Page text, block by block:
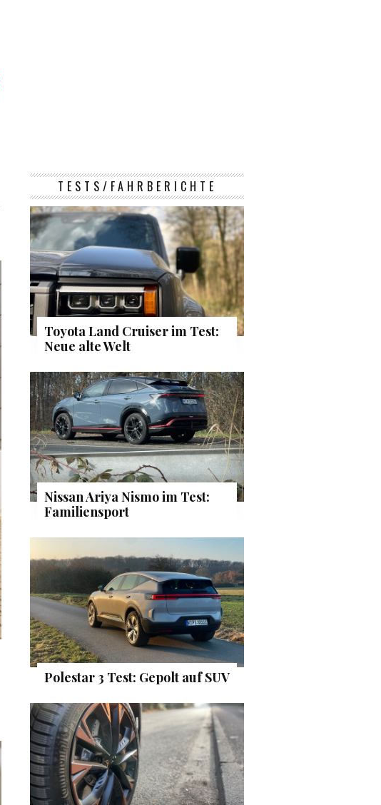
TESTS/FAHRBERICHTE
Toyota Land Cruiser im Test:
Neue alte Welt
Nissan Ariya Nismo im Test:
Familiensport
Polestar 3 Test: Gepolt auf SUV